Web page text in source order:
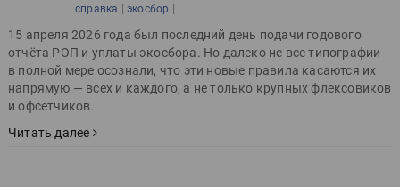
справка | экосбор |
15 апреля 2026 года был последний день подачи годового
отчёта РОП и уплаты экосбора. Но далеко не все типографии
в полной мере осознали, что эти новые правила касаются их
напрямую — всех и каждого, а не только крупных флексовиков
и офсетчиков.
Читать далее